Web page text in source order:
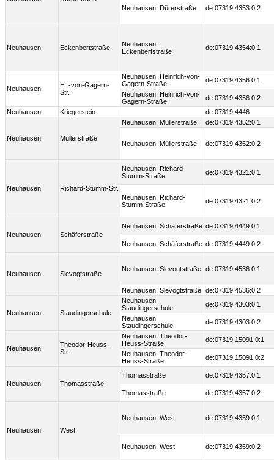
Neuhausen, Dürerstraße de:07319:4353:0:2
Neuhausen Eckenbertstraße
Neuhausen,
Eckenbertstraße
de:07319:4354:0:1
Neuhausen
H. -von-Gagern-
Str.
Neuhausen, Heinrich-von-
Gagern-Straße
de:07319:4356:0:1
Neuhausen, Heinrich-von-
Gagern-Straße
de:07319:4356:0:2
Neuhausen
Kriegerstein de:07319:4446
Neuhausen Müllerstraße
Neuhausen, Müllerstraße de:07319:4352:0:1
Neuhausen, Müllerstraße de:07319:4352:0:2
Neuhausen Richard-Stumm-Str.
Neuhausen, Richard-
Stumm-Straße
de:07319:4321:0:1
Neuhausen, Richard-
Stumm-Straße
de:07319:4321:0:2
Neuhausen Schäferstraße
Neuhausen, Schäferstraße de:07319:4449:0:1
Neuhausen, Schäferstraße de:07319:4449:0:2
Neuhausen Slevogtstraße
Neuhausen, Slevogtstraße de:07319:4536:0:1
Neuhausen, Slevogtstraße de:07319:4536:0:2
Neuhausen Staudingerschule
Neuhausen,
Staudingerschule
de:07319:4303:0:1
Neuhausen,
Staudingerschule
de:07319:4303:0:2
Neuhausen
Theodor-Heuss-
Str.
Neuhausen, Theodor-
Heuss-Straße
de:07319:15091:0:1
Neuhausen, Theodor-
Heuss-Straße
de:07319:15091:0:2
Neuhausen Thomasstraße
Thomasstraße de:07319:4357:0:1
Thomasstraße de:07319:4357:0:2
Neuhausen West
Neuhausen, West de:07319:4359:0:1
Neuhausen, West de:07319:4359:0:2